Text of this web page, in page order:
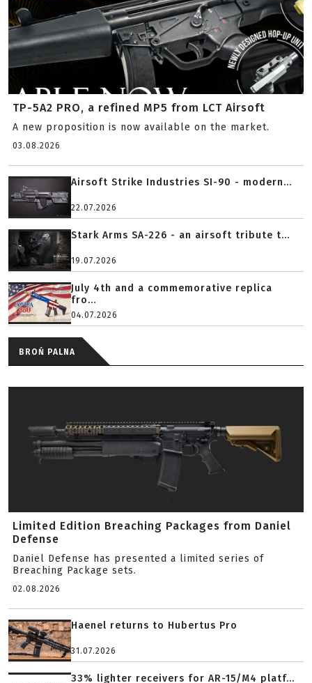
TP-5A2 PRO, a refined MP5 from LCT Airsoft
A new proposition is now available on the market.
03.08.2026
Airsoft Strike Industries SI-90 - modern...
22.07.2026
Stark Arms SA-226 - an airsoft tribute t...
19.07.2026
July 4th and a commemorative replica
fro...
04.07.2026
BROŃ PALNA
Limited Edition Breaching Packages from Daniel
Defense
Daniel Defense has presented a limited series of
Breaching Package sets.
02.08.2026
Haenel returns to Hubertus Pro
31.07.2026
33% lighter receivers for AR-15/M4 platf...